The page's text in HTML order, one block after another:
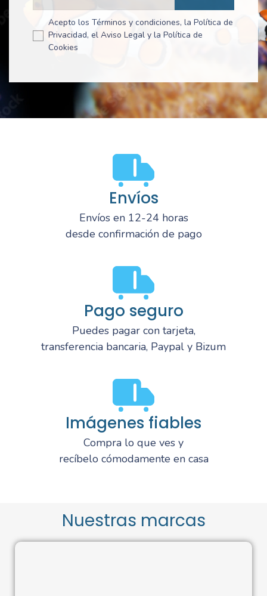
Acepto los Términos y condiciones, la Política de
Privacidad, el Aviso Legal y la Política de
Cookies
Envíos
Envíos en 12-24 horas
desde confirmación de pago
Pago seguro
Puedes pagar con tarjeta,
transferencia bancaria, Paypal y Bizum
Imágenes fiables
Compra lo que ves y
recíbelo cómodamente en casa
Nuestras marcas